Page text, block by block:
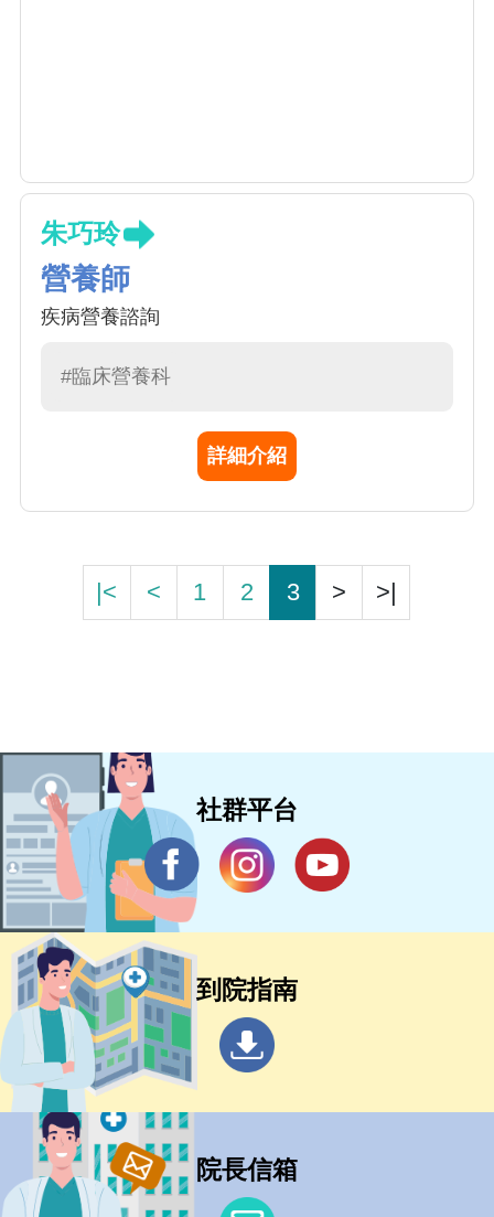
朱巧玲
營養師
疾病營養諮詢
#臨床營養科
詳細介紹
|< < 1 2 3 > >|
社群平台
到院指南
院長信箱